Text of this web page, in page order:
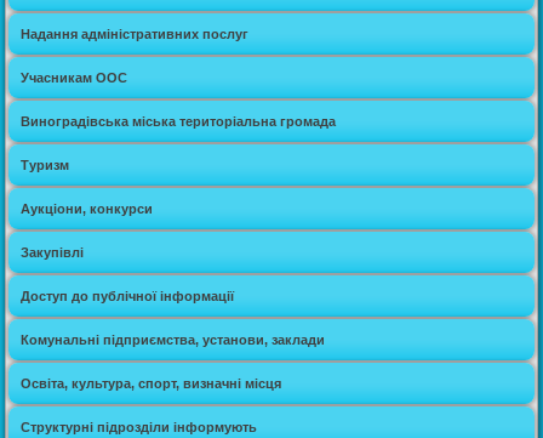
Надання адміністративних послуг
Учасникам ООС
Виноградівська міська територіальна громада
Туризм
Аукціони, конкурси
Закупівлі
Доступ до публічної інформації
Комунальні підприємства, установи, заклади
Освіта, культура, спорт, визначні місця
Структурні підрозділи інформують